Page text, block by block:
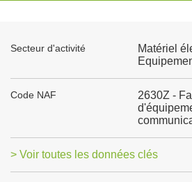
Secteur d'activité
Matériel
Code NAF
2630Z -
> Voir toutes les données clés